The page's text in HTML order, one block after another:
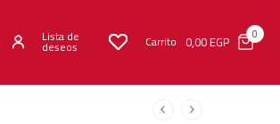
Lista de
deseos Carrito 0,00EGP 0